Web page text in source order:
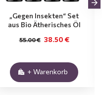
„Gegen Insekten“ Set
aus Bio Ätherisches Öl
38.50 €
55.00 €
+ Warenkorb